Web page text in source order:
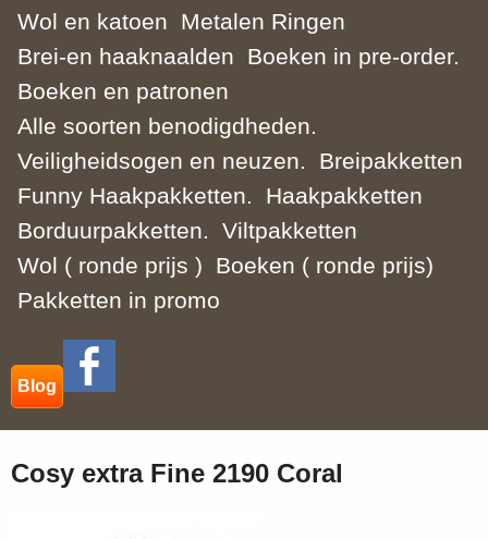
Wol en katoen
Metalen Ringen
Brei-en haaknaalden
Boeken in pre-order.
Boeken en patronen
Alle soorten benodigdheden.
Veiligheidsogen en neuzen.
Breipakketten
Funny Haakpakketten.
Haakpakketten
Borduurpakketten.
Viltpakketten
Wol ( ronde prijs )
Boeken ( ronde prijs)
Pakketten in promo
Blog
Cosy extra Fine 2190 Coral